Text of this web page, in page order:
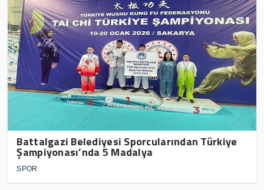
Battalgazi Belediyesi Sporcularından Türkiye
Şampiyonası’nda 5 Madalya
SPOR